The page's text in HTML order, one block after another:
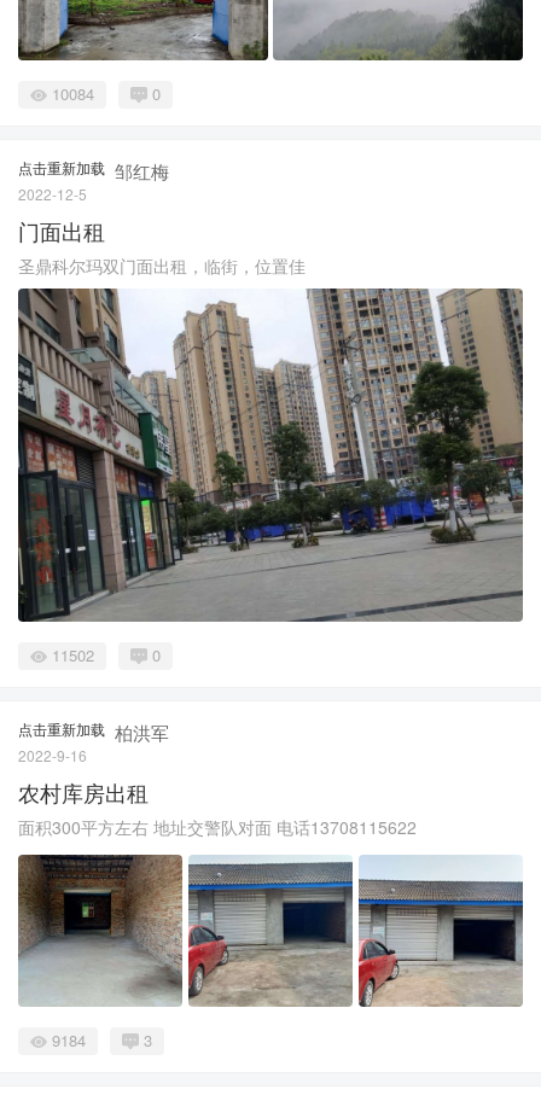
10084 0
点击重新加载 邹红梅
2022-12-5
门面出租
圣鼎科尔玛双门面出租，临街，位置佳
11502 0
点击重新加载 柏洪军
2022-9-16
农村库房出租
面积300平方左右 地址交警队对面 电话13708115622
9184 3